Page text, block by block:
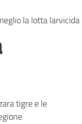
la lotta larvicida
tigre e le